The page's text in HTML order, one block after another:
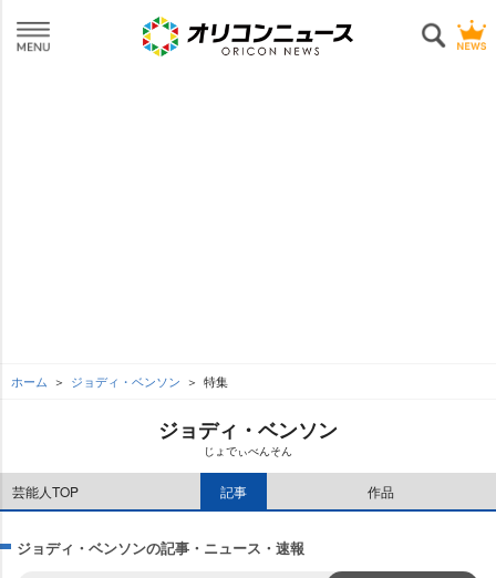
ホーム ジョディ・ベンソン 特集
ジョディ・ベンソン
じょでぃべんそん
芸能人TOP 記事 作品
ジョディ・ベンソンの記事・ニュース・速報